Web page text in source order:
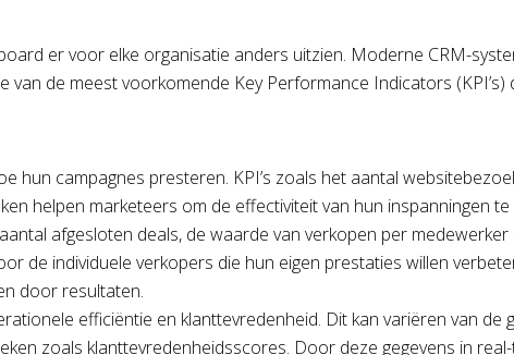
er voor elke organisatie anders uitzien. Moderne CRM-
de meest voorkomende Key Performance Indicators
hun campagnes presteren. KPI’s zoals het aantal
helpen marketeers om de effectiviteit van hun inspanningen
afgesloten deals, de waarde van verkopen per
de individuele verkopers die hun eigen prestaties willen
door resultaten.
efficiëntie en klanttevredenheid. Dit kan variëren van
zoals klanttevredenheidsscores. Door deze gegevens in